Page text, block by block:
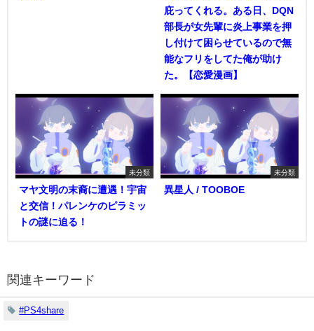
庇ってくれる。ある日、DQN
部長が女先輩に炎上事業を押
し付けて困らせているので無
能なフリをしてた俺が助け
た。【恋愛漫画】
未分類
マヤ文明の末裔に遭遇！宇宙
と交信！パレンケのピラミッ
トの謎に迫る！
未分類
異星人 / TOOBOE
関連キーワード
#PS4share